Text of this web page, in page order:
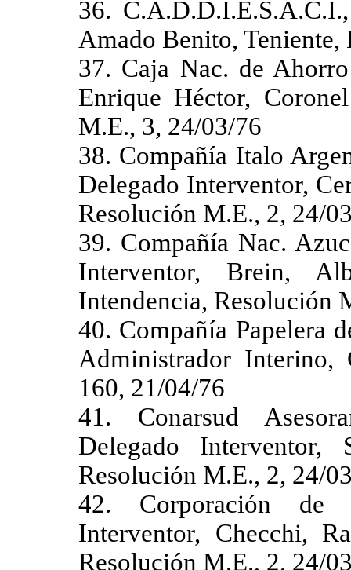
36.
Amado Benito, Teniente,
37. Caja Nac. de
Enrique Héctor,
M.E., 3, 24/03/76
38. Compañía Italo
Delegado Interventor,
Resolución M.E., 2, 24/
39. Compañía Nac.
Interventor, Brein,
Intendencia, Resolución
40. Compañía Papelera
Administrador Interino,
160, 21/04/76
41. Conarsud
Delegado Interventor,
Resolución M.E., 2, 24/
42. Corporación de
Interventor, Checchi,
Resolución M.E., 2, 24/